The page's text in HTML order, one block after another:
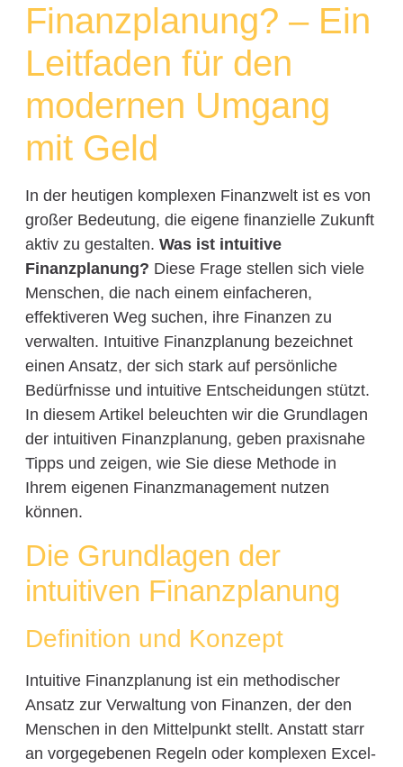
Finanzplanung? – Ein
Leitfaden für den
modernen Umgang
mit Geld
In der heutigen komplexen Finanzwelt ist es von
großer Bedeutung, die eigene finanzielle Zukunft
aktiv zu gestalten. Was ist intuitive
Finanzplanung? Diese Frage stellen sich viele
Menschen, die nach einem einfacheren,
effektiveren Weg suchen, ihre Finanzen zu
verwalten. Intuitive Finanzplanung bezeichnet
einen Ansatz, der sich stark auf persönliche
Bedürfnisse und intuitive Entscheidungen stützt.
In diesem Artikel beleuchten wir die Grundlagen
der intuitiven Finanzplanung, geben praxisnahe
Tipps und zeigen, wie Sie diese Methode in
Ihrem eigenen Finanzmanagement nutzen
können.
Die Grundlagen der
intuitiven Finanzplanung
Definition und Konzept
Intuitive Finanzplanung ist ein methodischer
Ansatz zur Verwaltung von Finanzen, der den
Menschen in den Mittelpunkt stellt. Anstatt starr
an vorgegebenen Regeln oder komplexen Excel-